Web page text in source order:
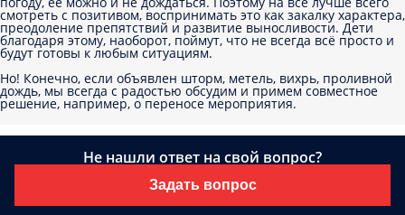
смотреть с позитивом, воспринимать это как закалку характера,
преодоление препятствий и развитие выносливости. Дети
благодаря этому, наоборот, поймут, что не всегда всё просто и
будут готовы к любым ситуациям.
Но! Конечно, если объявлен шторм, метель, вихрь, проливной
дождь, мы всегда с радостью обсудим и примем совместное
решение, например, о переносе мероприятия.
Не нашли ответ на свой вопрос?
Задать вопрос